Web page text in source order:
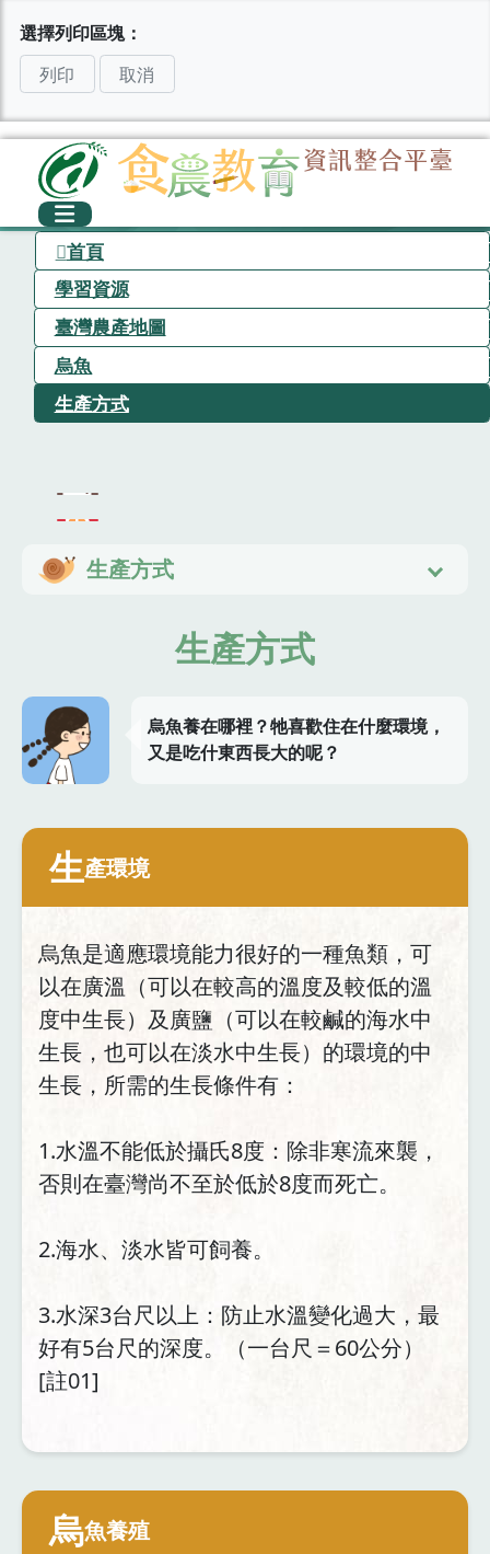
選擇列印區塊：
列印
取消
首頁
學習資源
臺灣農產地圖
烏魚
生產方式
生產方式
生產方式
烏魚養在哪裡？牠喜歡住在什麼環境，
又是吃什東西長大的呢？
生產環境
烏魚是適應環境能力很好的一種魚類，可
以在廣溫（可以在較高的溫度及較低的溫
度中生長）及廣鹽（可以在較鹹的海水中
生長，也可以在淡水中生長）的環境的中
生長，所需的生長條件有：
1.水溫不能低於攝氏8度：除非寒流來襲，
否則在臺灣尚不至於低於8度而死亡。
2.海水、淡水皆可飼養。
3.水深3台尺以上：防止水溫變化過大，最
好有5台尺的深度。（一台尺＝60公分）
[註01]
烏魚養殖